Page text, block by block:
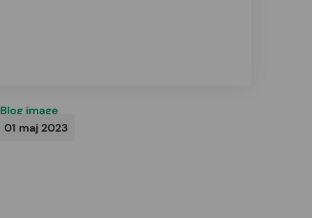
01 maj 2023